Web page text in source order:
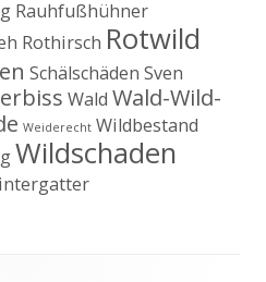
Rauhfußhühner
Rothirsch Rotwild
Schälschäden Sven
Wald Wald-Wild-
Weiderecht Wildbestand
Wildschaden